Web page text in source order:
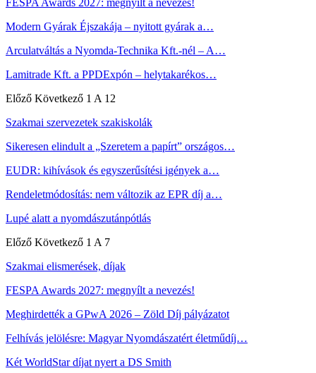
FESPA Awards 2027: megnyílt a nevezés!
Modern Gyárak Éjszakája – nyitott gyárak a…
Arculatváltás a Nyomda-Technika Kft.-nél – A…
Lamitrade Kft. a PPDExpón – helytakarékos…
Előző Következő 1 A 12
Szakmai szervezetek szakiskolák
Sikeresen elindult a „Szeretem a papírt” országos…
EUDR: kihívások és egyszerűsítési igények a…
Rendeletmódosítás: nem változik az EPR díj a…
Lupé alatt a nyomdászutánpótlás
Előző Következő 1 A 7
Szakmai elismerések, díjak
FESPA Awards 2027: megnyílt a nevezés!
Meghirdették a GPwA 2026 – Zöld Díj pályázatot
Felhívás jelölésre: Magyar Nyomdászatért életműdíj…
Két WorldStar díjat nyert a DS Smith